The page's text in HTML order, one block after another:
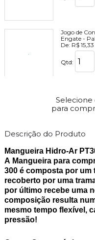
Jogo de
Engate -
De: R$ 15,33
Qtd:
Palisad
R$ 11,73
Selecione
para
Descrição do Produto
Mangueira Hidro-Ar
A Mangueira para
300 é composta por um
recoberto por uma
por último recebe uma
composição resulta
mesmo tempo flexível,
pressão!